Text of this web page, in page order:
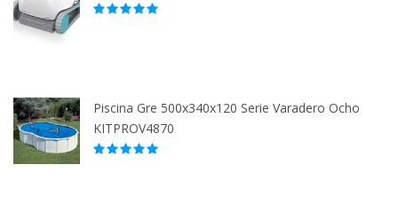
Piscina Gre 500x340x120 Serie Varadero Ocho
KITPROV4870